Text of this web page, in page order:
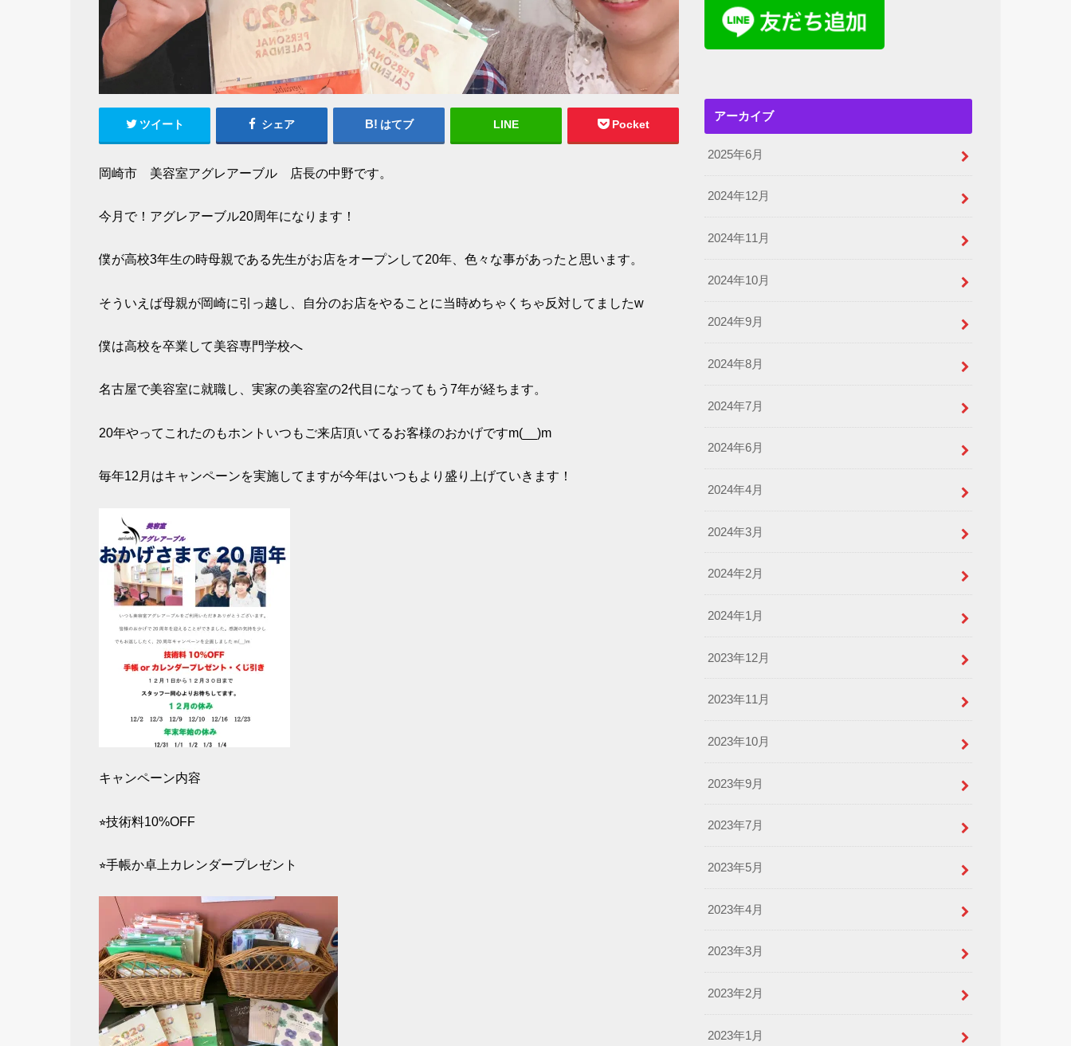
ツイート シェア はてブ LINE Pocket
岡崎市 美容室アグレアーブル 店長の中野です。
今月で！アグレアーブル20周年になります！
僕が高校3年生の時母親である先生がお店をオープンして20年、色々な事があったと思います。
そういえば母親が岡崎に引っ越し、自分のお店をやることに当時めちゃくちゃ反対してましたw
僕は高校を卒業して美容専門学校へ
名古屋で美容室に就職し、実家の美容室の2代目になってもう7年が経ちます。
20年やってこれたのもホントいつもご来店頂いてるお客様のおかげですm(__)m
毎年12月はキャンペーンを実施してますが今年はいつもより盛り上げていきます！
キャンペーン内容
⭐︎技術料10%OFF
⭐︎手帳か卓上カレンダープレゼント
アーカイブ
2025年6月
2024年12月
2024年11月
2024年10月
2024年9月
2024年8月
2024年7月
2024年6月
2024年4月
2024年3月
2024年2月
2024年1月
2023年12月
2023年11月
2023年10月
2023年9月
2023年7月
2023年5月
2023年4月
2023年3月
2023年2月
2023年1月